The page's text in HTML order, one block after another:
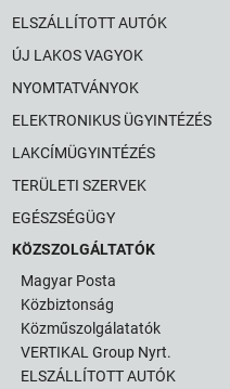
ELSZÁLLÍTOTT AUTÓK
ÚJ LAKOS VAGYOK
NYOMTATVÁNYOK
ELEKTRONIKUS ÜGYINTÉZÉS
LAKCÍMÜGYINTÉZÉS
TERÜLETI SZERVEK
EGÉSZSÉGÜGY
KÖZSZOLGÁLTATÓK
Magyar Posta
Közbiztonság
Közműszolgálatatók
VERTIKAL Group Nyrt.
ELSZÁLLÍTOTT AUTÓK